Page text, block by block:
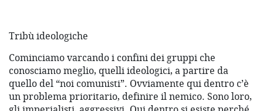
Tribù ideologiche
Cominciamo varcando i confini dei gruppi che
conosciamo meglio, quelli ideologici, a partire da
quello del “noi comunisti”. Ovviamente qui dentro c’è
un problema prioritario, definire il nemico. Sono loro,